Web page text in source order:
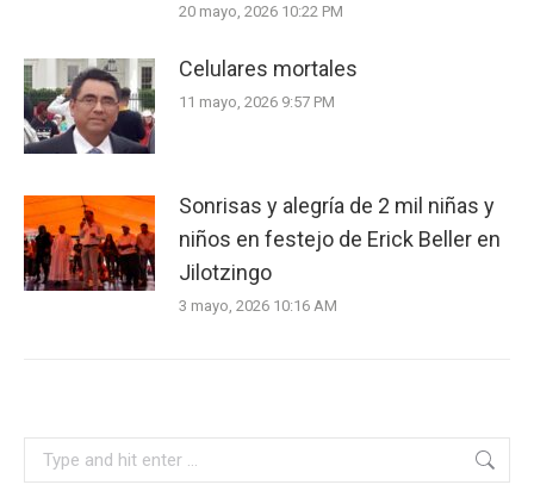
20 mayo, 2026 10:22 PM
Celulares mortales
11 mayo, 2026 9:57 PM
Sonrisas y alegría de 2 mil niñas y
niños en festejo de Erick Beller en
Jilotzingo
3 mayo, 2026 10:16 AM